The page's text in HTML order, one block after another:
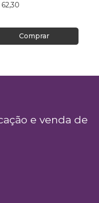
62,30
Comprar
e venda de